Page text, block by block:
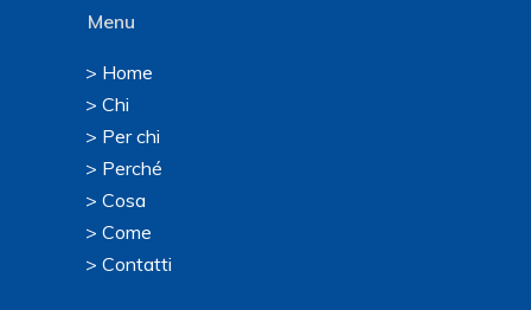
Menu
> Home
> Chi
> Per chi
> Perché
> Cosa
> Come
> Contatti